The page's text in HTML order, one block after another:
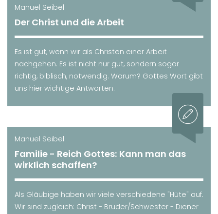
Manuel Seibel
Der Christ und die Arbeit
Es ist gut, wenn wir als Christen einer Arbeit
nachgehen. Es ist nicht nur gut, sondern sogar
richtig, biblisch, notwendig. Warum? Gottes Wort gibt
uns hier wichtige Antworten.
Manuel Seibel
Familie - Reich Gottes: Kann man das
wirklich schaffen?
Als Gläubige haben wir viele verschiedene "Hüte" auf.
Wir sind zugleich: Christ - Bruder/Schwester - Diener